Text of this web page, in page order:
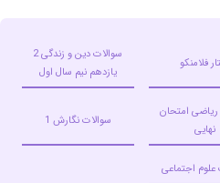
فلامنکو
سوالات دین و زندگی 2
یازدهم نیم سال اول
ریاضی امتحان
نهایی
سوالات نگارش 1
علوم اجتماعی